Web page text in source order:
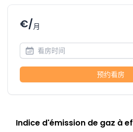
€/月
预约看房
Indice d'émission de gaz à